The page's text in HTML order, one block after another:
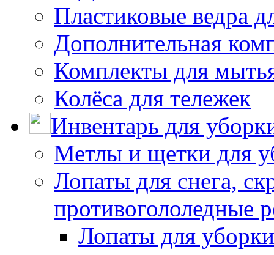
Пластиковые ведра
Дополнительная
Комплекты для
Колёса для тележек
Инвентарь для
Метлы и щетки для
Лопаты для снега,
противогололедные
Лопаты для